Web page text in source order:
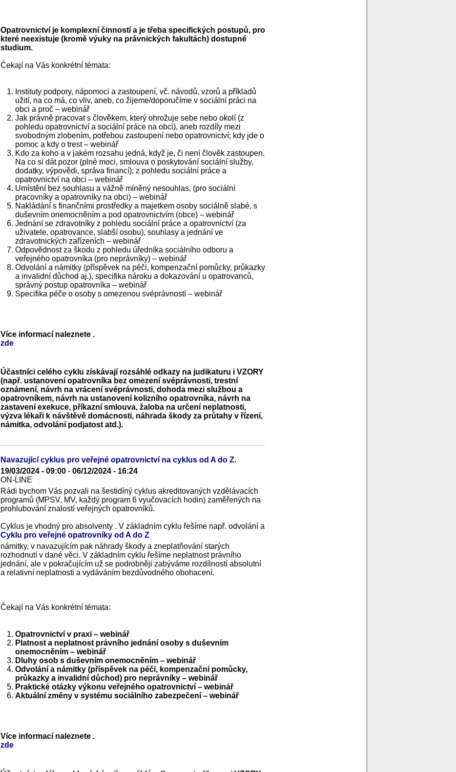
Opatrovnictví je komplexní činností a je třeba specifických postupů, pro
které neexistuje (kromě výuky na právnických fakultách) dostupné
studium.
Čekají na Vás konkrétní témata:
Instituty podpory, nápomoci a zastoupení, vč. návodů, vzorů a příkladů
užití, na co má, co vliv, aneb, co žijeme/doporučíme v sociální práci na
obci a proč – webinář
Jak právně pracovat s člověkem, který ohrožuje sebe nebo okolí (z
pohledu opatrovnictví a sociální práce na obci), aneb rozdíly mezi
svobodným zlobením, potřebou zastoupení nebo opatrovnictví; kdy jde o
pomoc a kdy o trest – webinář
Kdo za koho a v jakém rozsahu jedná, když je, či není člověk zastoupen.
Na co si dát pozor (plné moci, smlouva o poskytování sociální služby,
dodatky, výpovědi, správa financí); z pohledu sociální práce a
opatrovnictví na obci – webinář
Umístění bez souhlasu a vážně míněný nesouhlas, (pro sociální
pracovníky a opatrovníky na obci) – webinář
Nakládání s finančními prostředky a majetkem osoby sociálně slabé, s
duševním onemocněním a pod opatrovnictvím (obce) – webinář
Jednání se zdravotníky z pohledu sociální práce a opatrovnictví (za
uživatele, opatrovance, slabší osobu), souhlasy a jednání ve
zdravotnických zařízeních – webinář
Odpovědnost za škodu z pohledu úředníka sociálního odboru a
veřejného opatrovníka (pro neprávníky) – webinář
Odvolání a námitky (příspěvek na péči, kompenzační pomůcky, průkazky
a invalidní důchod aj.), specifika nároku a dokazování u opatrovanců,
správný postup opatrovníka – webinář
Specifika péče o osoby s omezenou svéprávností – webinář
Více informací naleznete
zde
.
Účastníci celého cyklu získávají rozsáhlé odkazy na judikaturu i VZORY
(např. ustanovení opatrovníka bez omezení svéprávnosti, trestní
oznámení, návrh na vrácení svéprávnosti, dohoda mezi službou a
opatrovníkem, návrh na ustanovení kolizního opatrovníka, návrh na
zastavení exekuce, příkazní smlouva, žaloba na určení neplatnosti,
výzva lékaři k návštěvě domácnosti, náhrada škody za průtahy v řízení,
námitka, odvolání podjatost atd.).
Navazující cyklus pro veřejné opatrovnictví na cyklus od A do Z.
19/03/2024 - 09:00 - 06/12/2024 - 16:24
ON-LINE
Rádi bychom Vás pozvali na šestidíný cyklus akreditovaných vzdělávacích
programů (MPSV, MV, každý program 6 vyučovacích hodin) zaměřených na
prohlubování znalostí veřejných opatrovníků.
Cyklus je vhodný pro absolventy
Cyklu pro veřejné opatrovníky od A do Z
. V základním cyklu řešíme např. odvolání a
námitky, v navazujícím pak náhrady škody a zneplatňování starých
rozhodnutí v dané věci. V základním cyklu řešíme neplatnost právního
jednání, ale v pokračujícím už se podrobněji zabýváme rozdílností absolutní
a relativní neplatnosti a vydáváním bezdůvodného obohacení.
Čekají na Vás konkrétní témata:
Opatrovnictví v praxi – webinář
Platnost a neplatnost právního jednání osoby s duševním
onemocněním – webinář
Dluhy osob s duševním onemocněním – webinář
Odvolání a námitky (příspěvek na péči, kompenzační pomůcky,
průkazky a invalidní důchod) pro neprávníky – webinář
Praktické otázky výkonu veřejného opatrovnictví – webinář
Aktuální změny v systému sociálního zabezpečení – webinář
Více informací naleznete
zde
.